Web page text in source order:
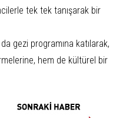
tek tek tanışarak bir
gezi programına katılarak,
hem de kültürel bir